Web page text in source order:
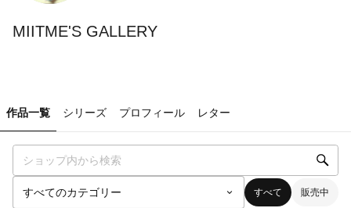
MIITME'S GALLERY
作品一覧 シリーズ プロフィール レター
すべて 販売中